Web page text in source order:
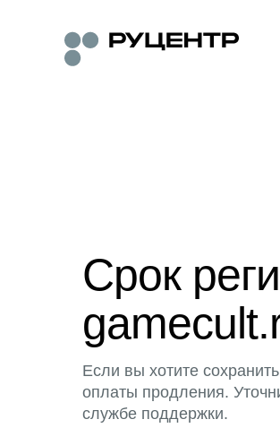
Срок
Если вы хотите
оплаты продления.
службе поддержки.